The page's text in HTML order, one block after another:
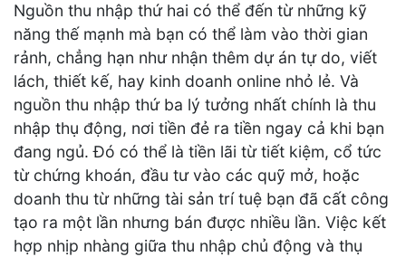
Nguồn thu nhập thứ hai có thể đến từ những kỹ
năng thế mạnh mà bạn có thể làm vào thời gian
rảnh, chẳng hạn như nhận thêm dự án tự do, viết
lách, thiết kế, hay kinh doanh online nhỏ lẻ. Và
nguồn thu nhập thứ ba lý tưởng nhất chính là thu
nhập thụ động, nơi tiền đẻ ra tiền ngay cả khi bạn
đang ngủ. Đó có thể là tiền lãi từ tiết kiệm, cổ tức
từ chứng khoán, đầu tư vào các quỹ mở, hoặc
doanh thu từ những tài sản trí tuệ bạn đã cất công
tạo ra một lần nhưng bán được nhiều lần. Việc kết
hợp nhịp nhàng giữa thu nhập chủ động và thụ